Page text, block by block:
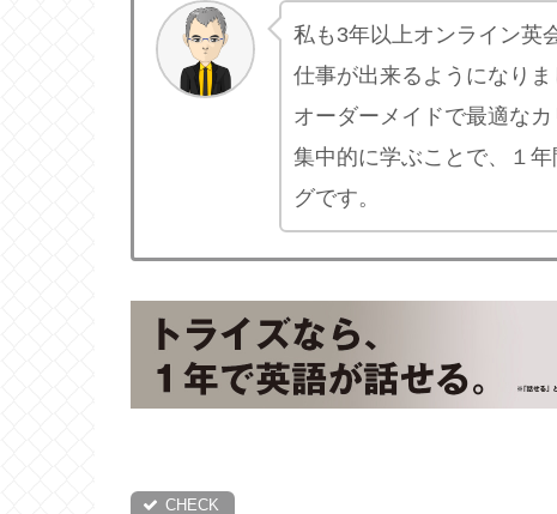
私も3年以上オンライン英
仕事が出来るようになり
オーダーメイドで最適な
集中的に学ぶことで、１
グです。